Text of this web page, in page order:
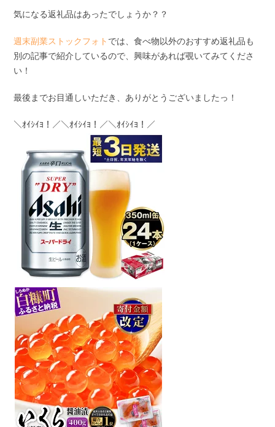
気になる返礼品はあったでしょうか？？
週末副業ストックフォト では、食べ物以外のおすすめ返礼品も
別の記事で紹介しているので、興味があれば覗いてみてくださ
い！
最後までお目通しいただき、ありがとうございましたっ！
＼ｵｲｼｲﾖ！／＼ｵｲｼｲﾖ！／＼ｵｲｼｲﾖ！／